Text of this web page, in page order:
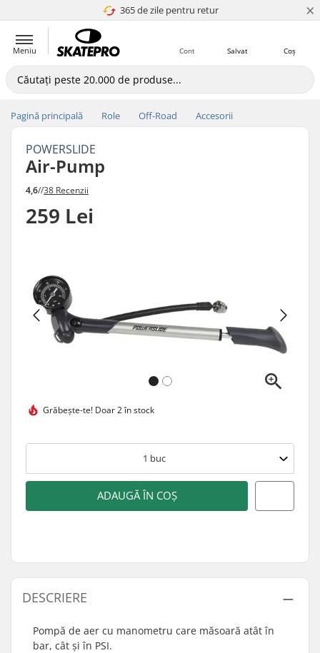
365 de zile pentru retur
4.8 a 5 ×
Meniu Coș
Salvat
Cont
Pagină principală Role Off-Road Accesorii
POWERSLIDE
Air-Pump
4,6//38 Recenzii
259 Lei
Grăbește-te! Doar 2 în stock
1 buc
ADAUGĂ ÎN COȘ
DESCRIERE
Pompă de aer cu manometru care măsoară atât în
bar, cât și în PSI.